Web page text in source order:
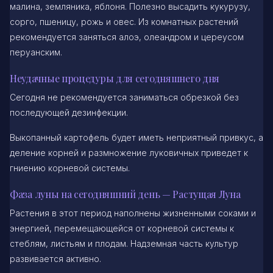
малина, земляника, яблоня. Полезно высадить кукурузу,
сорго, пшеницу, рожь и овес. Из комнатных растений
рекомендуется заняться алоэ, олеандром и цереусом
перуанским.
Неудачные процедуры для сегодняшнего дня
Сегодня не рекомендуется заниматься обрезкой без
последующей дезинфекции.
Выкопанный картофель будет иметь неприятный привкус, а
деление корней и размножение луковичных приведет к
гниению корневой системы.
Фаза луны на сегодняшний день — Растущая Луна
Растения в этот период наполнены жизненными соками и
энергией, перемещающейся от корневой системы к
стеблям, листьям и плодам. Надземная часть культур
развивается активно.